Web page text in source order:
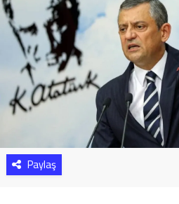
Paylaş
Sağlık
Yazarlar
Resmi İlan
Resmi Reklam